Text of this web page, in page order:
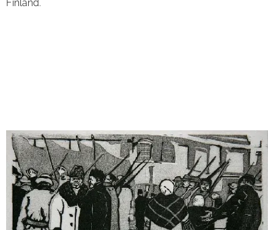
Finland.